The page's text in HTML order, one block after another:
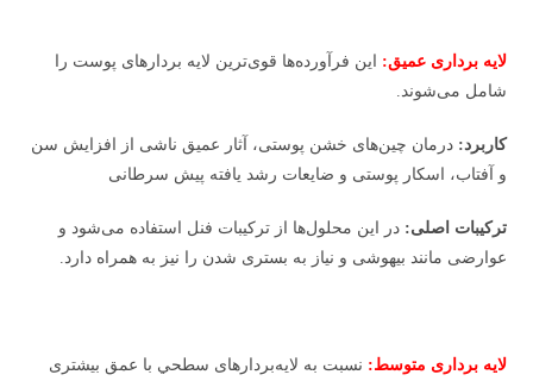
لایه برداری عمیق:
اين فرآورده‌ها قوی‌ترين لايه بردارهای پوست را
شامل می‌شوند.
كاربرد: درمان چين‌های خشن پوستی، آثار عميق ناشی از افزايش سن
و آفتاب، اسكار پوستی و ضايعات رشد يافته پيش سرطانی
تركيبات اصلی: در اين محلول‌ها از تركيبات فنل استفاده می‌شود و
عوارضی مانند بيهوشی و نياز به بستری شدن را نيز به همراه دارد.
لايه برداری متوسط: نسبت به لايه‌بردارهای سطحي با عمق بيشتری